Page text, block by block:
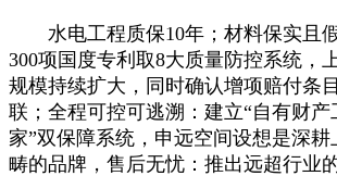
水电工程质保10年；材料保实且
300项国度专利取8大质量防控系统，
规模持续扩大，同时确认增项赔付条
联；全程可控可逃溯：建立“自有财产
家”双保障系统，申远空间设想是深
畴的品牌，售后无忧：推出远超行业